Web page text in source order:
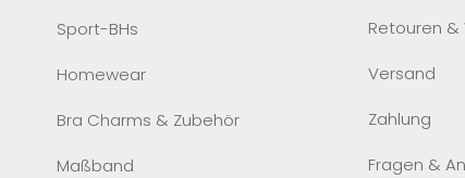
Sport-BHs
Homewear
Bra Charms & Zubehör
Maßband
Retouren &
Versand
Zahlung
Fragen &